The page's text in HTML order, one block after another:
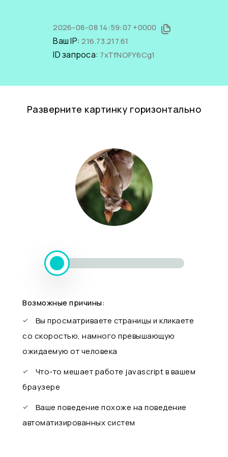
2026-08-08 14:59:07 +0000
Ваш IP:216.73.217.61
ID запроса: 7xTfNOFY6Cg1
Разверните картинку горизонтально
Возможные причины:
Вы просматриваете страницы и кликаете
со скоростью, намного превышающую
ожидаемую от человека
Что-то мешает работе javascript в вашем
браузере
Ваше поведение похоже на поведение
автоматизированных систем